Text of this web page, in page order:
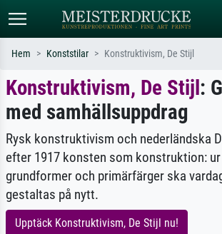
Standardsök
Sök efter konstnär, titel eller stil –
t.ex. Monet, Stjärnenatt,
impressionism, Hokusai-våg, naken.
Beskriv
abstrakt
oljemålning,
Hem Konststilar Konstruktivism, De Stijl
Konstruktivism, De Stijl :
med samhällsuppdrag
Rysk konstruktivism och nederländska
efter 1917 konsten som konstruktion:
grundformer och primärfärger ska
gestaltas på nytt.
Upptäck Konstruktivism, De Stijl nu!